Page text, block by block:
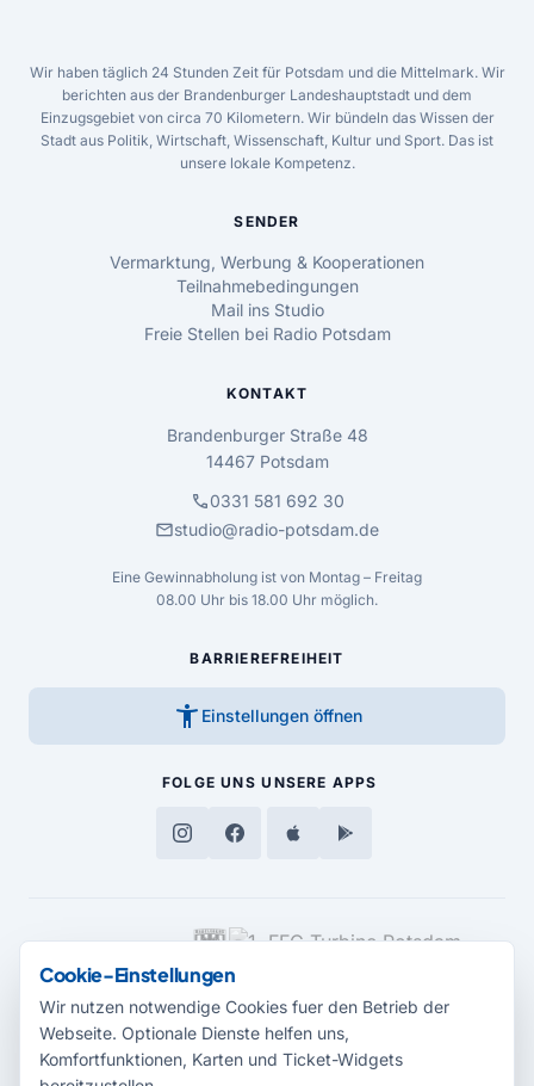
Wir haben täglich 24 Stunden Zeit für Potsdam und die Mittelmark. Wir
berichten aus der Brandenburger Landeshauptstadt und dem
Einzugsgebiet von circa 70 Kilometern. Wir bündeln das Wissen der
Stadt aus Politik, Wirtschaft, Wissenschaft, Kultur und Sport. Das ist
unsere lokale Kompetenz.
SENDER
Vermarktung, Werbung & Kooperationen
Teilnahmebedingungen
Mail ins Studio
Freie Stellen bei Radio Potsdam
KONTAKT
Brandenburger Straße 48
14467 Potsdam
call0331 581 692 30
mailstudio@radio-potsdam.de
Eine Gewinnabholung ist von Montag – Freitag
08.00 Uhr bis 18.00 Uhr möglich.
BARRIEREFREIHEIT
accessibility_new Einstellungen öffnen
FOLGE UNS UNSERE APPS
MEDIENPARTNER
Cookie-Einstellungen
Wir nutzen notwendige Cookies fuer den Betrieb der
Webseite. Optionale Dienste helfen uns,
Komfortfunktionen, Karten und Ticket-Widgets